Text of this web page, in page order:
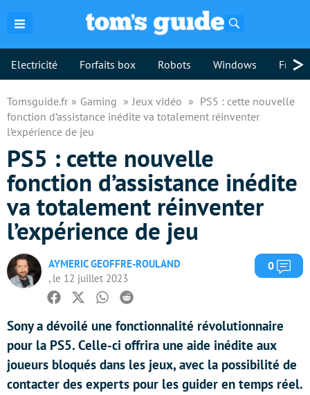
Electricité Forfaits box Robots Windows >
Tomsguide.fr Gaming Jeux vidéo
PS5 : cette nouvelle
fonction d’assistance inédite va totalement réinventer
l’expérience de jeu
PS5 : cette nouvelle
fonction d’assistance inédite
va totalement réinventer
l’expérience de jeu
AYMERIC GEOFFRE-ROULAND
, le 12 juillet 2023
0
Facebook
TwitterWhatsapp
Reddit
Sony a dévoilé une fonctionnalité révolutionnaire
pour la PS5. Celle-ci offrira une aide inédite aux
joueurs bloqués dans les jeux, avec la possibilité de
contacter des experts pour les guider en temps réel.